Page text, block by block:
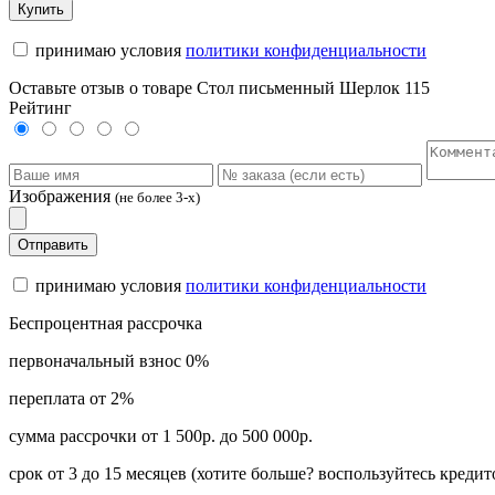
Купить
принимаю условия политики конфиденциальности
Оставьте отзыв о товаре Стол письменный Шерлок 115
Рейтинг
Изображения (не более 3-х)
Отправить
принимаю условия политики конфиденциальности
Беспроцентная рассрочка
первоначальный взнос 0%
переплата от 2%
сумма рассрочки от 1 500р. до 500 000р.
срок от 3 до 15 месяцев (хотите больше? воспользуйтесь